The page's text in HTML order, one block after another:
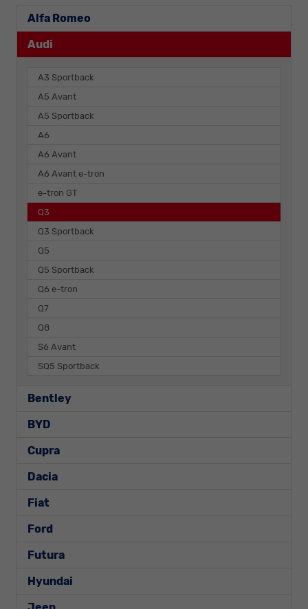
Alfa Romeo
Audi
A3 Sportback
A5 Avant
A5 Sportback
A6
A6 Avant
A6 Avant e-tron
e-tron GT
Q3
Q3 Sportback
Q5
Q5 Sportback
Q6 e-tron
Q7
Q8
S6 Avant
SQ5 Sportback
Bentley
BYD
Cupra
Dacia
Fiat
Ford
Futura
Hyundai